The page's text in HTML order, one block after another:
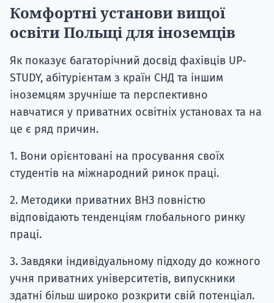
Комфортні установи вищої
освіти Польщі для іноземців
Як показує багаторічний досвід фахівців UP-
STUDY, абітурієнтам з країн СНД та іншим
іноземцям зручніше та перспективно
навчатися у приватних освітніх установах та на
це є ряд причин.
1. Вони орієнтовані на просування своїх
студентів на міжнародний ринок праці.
2. Методики приватних ВНЗ повністю
відповідають тенденціям глобального ринку
праці.
3. Завдяки індивідуальному підходу до кожного
учня приватних університетів, випускники
здатні більш широко розкрити свій потенціал.